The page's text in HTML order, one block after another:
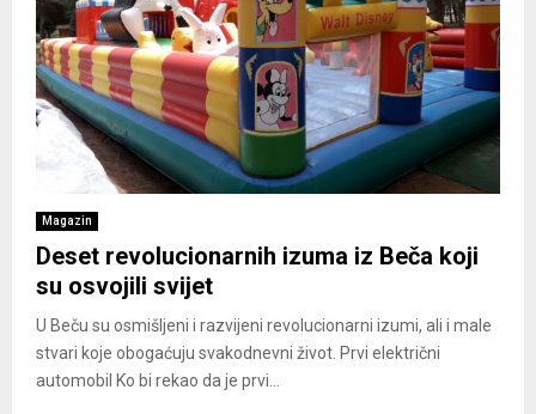
Magazin
Deset revolucionarnih izuma iz Beča koji
su osvojili svijet
U Beču su osmišljeni i razvijeni revolucionarni izumi, ali i male
stvari koje obogaćuju svakodnevni život. Prvi električni
automobil Ko bi rekao da je prvi...